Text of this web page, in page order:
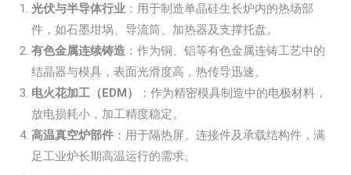
光伏与半导体行业 ：用于制造单晶硅生长炉内的热场部
件，如石墨坩埚、导流筒、加热器及支撑托盘。
有色金属连续铸造 ：作为铜、铝等有色金属连铸工艺中的
结晶器与模具，表面光滑度高，热传导迅速。
电火花加工（EDM）
：作为精密模具制造中的电极材料，
放电损耗小，加工精度稳定。
高温真空炉部件 ：用于隔热屏、连接件及承载结构件，满
足工业炉长期高温运行的需求。